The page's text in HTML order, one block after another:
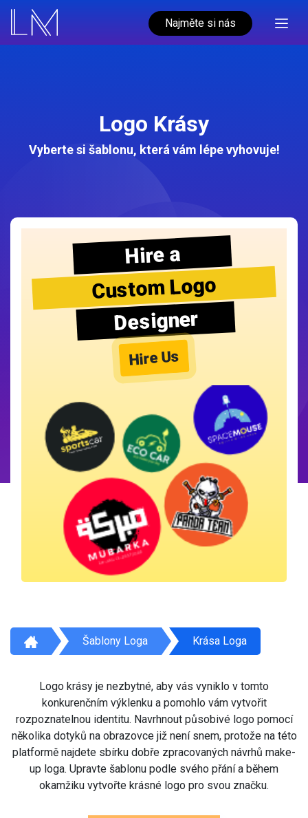
Najměte si nás
Logo Krásy
Vyberte si šablonu, která vám lépe vyhovuje!
Hire a
Custom Logo
Designer
Hire Us
Šablony Loga Krása Loga
Logo krásy je nezbytné, aby vás vyniklo v tomto
konkurenčním výklenku a pomohlo vám vytvořit
rozpoznatelnou identitu. Navrhnout působivé logo pomocí
několika dotyků na obrazovce již není snem, protože na této
platformě najdete sbírku dobře zpracovaných návrhů make-
up loga. Upravte šablonu podle svého přání a během
okamžiku vytvořte krásné logo pro svou značku.